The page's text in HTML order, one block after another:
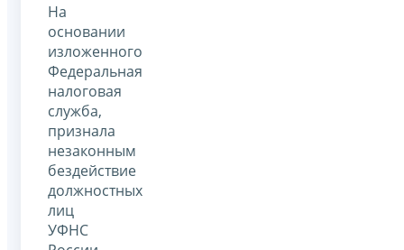
На
основании
изложенного
Федеральная
налоговая
служба,
признала
незаконным
бездействие
должностных
лиц
УФНС